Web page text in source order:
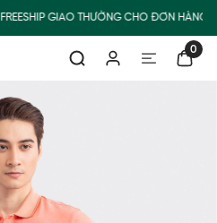
FREESHIP GIAO THƯỜNG CHO ĐƠN HÀNG
0